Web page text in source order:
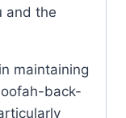
and the
maintaining
back-